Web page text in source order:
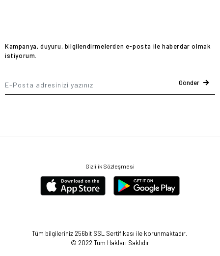
Kampanya, duyuru, bilgilendirmelerden e-posta ile haberdar olmak
istiyorum.
Gönder
Gizlilik Sözleşmesi
Tüm bilgileriniz 256bit SSL Sertifikası ile korunmaktadır.
© 2022 Tüm Hakları Saklıdır